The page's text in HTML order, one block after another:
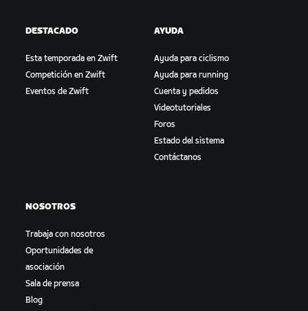
DESTACADO
Esta temporada en Zwift
Competición en Zwift
Eventos de Zwift
AYUDA
Ayuda para ciclismo
Ayuda para running
Cuenta y pedidos
Videotutoriales
Foros
Estado del sistema
Contáctanos
NOSOTROS
Trabaja con nosotros
Oportunidades de
asociación
Sala de prensa
Blog